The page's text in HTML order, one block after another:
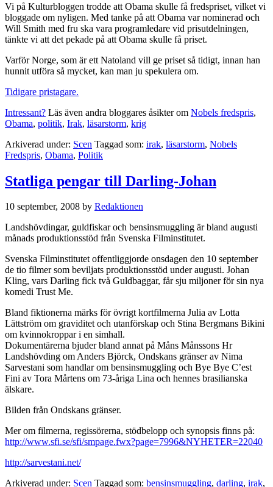
Vi på Kulturbloggen trodde att Obama skulle få fredspriset, vilket vi
bloggade om nyligen. Med tanke på att Obama var nominerad och
Will Smith med fru ska vara programledare vid prisutdelningen,
tänkte vi att det pekade på att Obama skulle få priset.
Varför Norge, som är ett Natoland vill ge priset så tidigt, innan han
hunnit utföra så mycket, kan man ju spekulera om.
Tidigare pristagare.
Intressant? Läs även andra bloggares åsikter om Nobels fredspris,
Obama, politik, Irak, läsarstorm, krig
Arkiverad under: Scen Taggad som: irak, läsarstorm, Nobels
Fredspris, Obama, Politik
Statliga pengar till Darling-Johan
10 september, 2008 by Redaktionen
Landshövdingar, guldfiskar och bensinsmuggling är bland augusti
månads produktionsstöd från Svenska Filminstitutet.
Svenska Filminstitutet offentliggjorde onsdagen den 10 september
de tio filmer som beviljats produktionsstöd under augusti. Johan
Kling, vars Darling fick två Guldbaggar, får sju miljoner för sin nya
komedi Trust Me.
Bland fiktionerna märks för övrigt kortfilmerna Julia av Lotta
Lättström om graviditet och utanförskap och Stina Bergmans Bikini
om kvinnokroppar i en simhall.
Dokumentärerna bjuder bland annat på Måns Månssons Hr
Landshövding om Anders Björck, Ondskans gränser av Nima
Sarvestani som handlar om bensinsmuggling och Bye Bye C’est
Fini av Tora Mårtens om 73-åriga Lina och hennes brasilianska
älskare.
Bilden från Ondskans gränser.
Mer om filmerna, regissörerna, stödbelopp och synopsis finns på:
http://www.sfi.se/sfi/smpage.fwx?page=7996&NYHETER=22040
http://sarvestani.net/
Arkiverad under: Scen Taggad som: bensinsmuggling, darling, irak,